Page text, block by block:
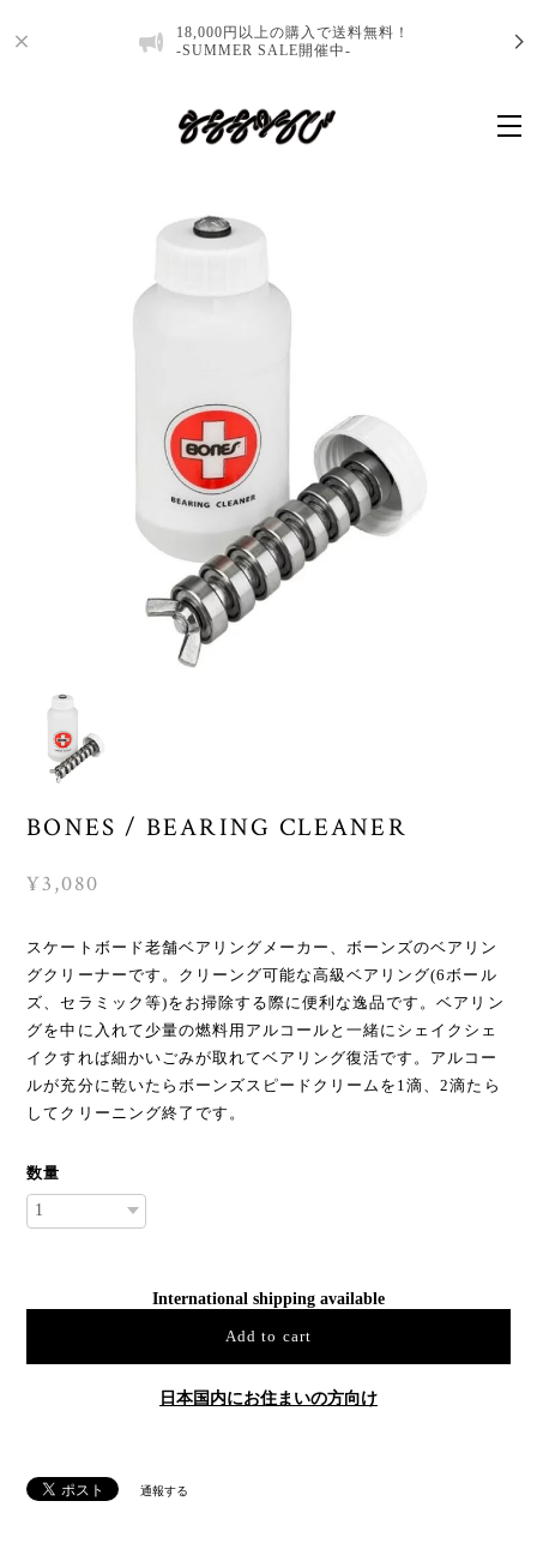
18,000円以上の購入で送料無料！
-SUMMER SALE開催中-
BONES / BEARING CLEANER
¥3,080
スケートボード老舗ベアリングメーカー、ボーンズのベアリン
グクリーナーです。クリーング可能な高級ベアリング(6ボール
ズ、セラミック等)をお掃除する際に便利な逸品です。ベアリン
グを中に入れて少量の燃料用アルコールと一緒にシェイクシェ
イクすれば細かいごみが取れてベアリング復活です。アルコー
ルが充分に乾いたらボーンズスピードクリームを1滴、2滴たら
してクリーニング終了です。
数量
International shipping available
Add to cart
日本国内にお住まいの方向け
通報する